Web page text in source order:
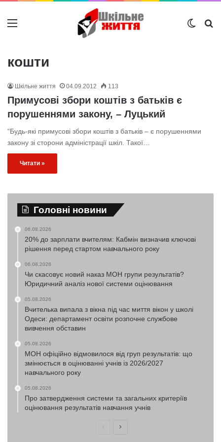
Меню
кошти
Шкільне життя 04.09.2012 113
Примусові збори коштів з батьків є
порушеннями закону, – Луцький
“Будь-які примусові збори коштів з батьків – є порушеннями
закону зі сторони адміністрації шкіл. Такої…
Читати »
Головні новини
06.08.2026
20% до зарплати вчителям: Кабмін визначив ключові
рішення перед стартом навчального року
06.08.2026
Чи скасовує новий наказ МОН групи результатів?
Юридичний аналіз нової системи оцінювання
05.08.2026
Вчителька випала з вікна під час миття вікон у школі
Одеси: департамент освіти розпочне службове
вивчення обставин
05.08.2026
МОН офіційно відмовилося від груп результатів: що
змінюється в оцінюванні учнів із 2026/2027
навчального року
05.08.2026
Про затвердження системи та загальних критеріїв
оцінювання результатів навчання учнів
ПопередняНаступна